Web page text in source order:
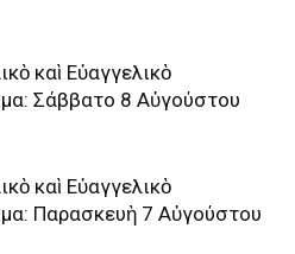
καὶ Εὐαγγελικὸ
Σάββατο 8 Αὐγούστου
καὶ Εὐαγγελικὸ
Παρασκευὴ 7 Αὐγούστου